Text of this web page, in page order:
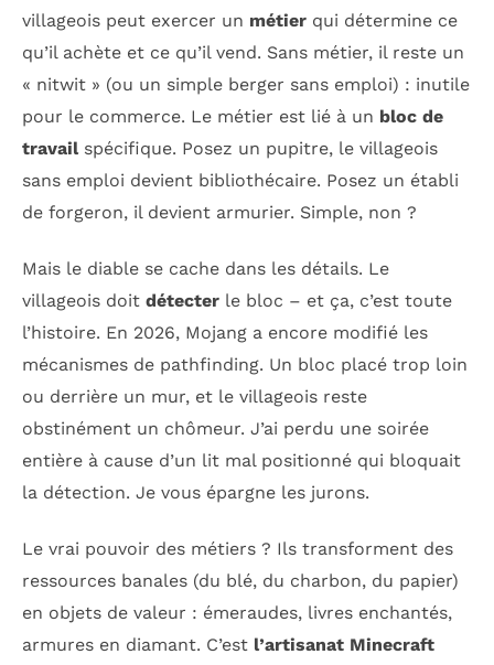
villageois peut exercer un métier qui détermine ce
qu’il achète et ce qu’il vend. Sans métier, il reste un
« nitwit » (ou un simple berger sans emploi) : inutile
pour le commerce. Le métier est lié à un bloc de
travailspécifique. Posez un pupitre, le villageois
sans emploi devient bibliothécaire. Posez un établi
de forgeron, il devient armurier. Simple, non ?
Mais le diable se cache dans les détails. Le
villageois doit détecter le bloc – et ça, c’est toute
l’histoire. En 2026, Mojang a encore modifié les
mécanismes de pathfinding. Un bloc placé trop loin
ou derrière un mur, et le villageois reste
obstinément un chômeur. J’ai perdu une soirée
entière à cause d’un lit mal positionné qui bloquait
la détection. Je vous épargne les jurons.
Le vrai pouvoir des métiers ? Ils transforment des
ressources banales (du blé, du charbon, du papier)
en objets de valeur : émeraudes, livres enchantés,
armures en diamant. C’est l’artisanat Minecraft